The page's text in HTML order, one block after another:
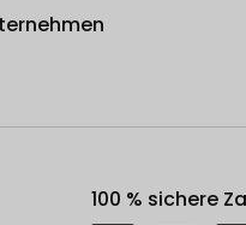
100 % sichere